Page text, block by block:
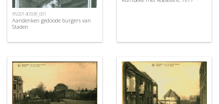
RV20140508_001
Aandenken gedoode burgers van
Staden